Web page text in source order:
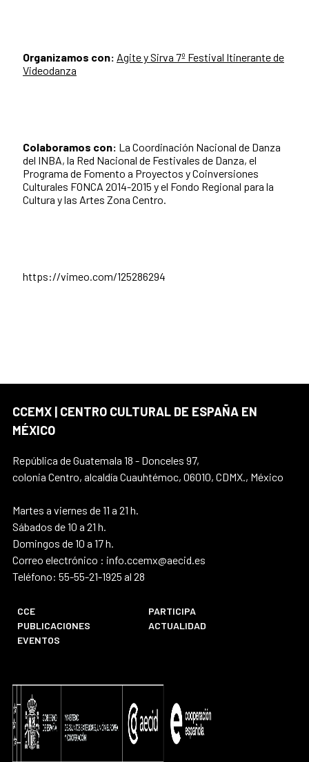
Organizamos con: Agite y Sirva 7º Festival Itinerante de
Videodanza
Colaboramos con: La Coordinación Nacional de Danza
del INBA, la Red Nacional de Festivales de Danza, el
Programa de Fomento a Proyectos y Coinversiones
Culturales FONCA 2014-2015 y el Fondo Regional para la
Cultura y las Artes Zona Centro.
https://vimeo.com/125286294
CCEMX | CENTRO CULTURAL DE ESPAÑA EN
MÉXICO
República de Guatemala 18 - Donceles 97,
colonia Centro, alcaldía Cuauhtémoc, 06010, CDMX., México
Martes a viernes de 11 a 21 h.
Sábados de 10 a 21 h.
Domingos de 10 a 17 h.
Correo electrónico : info.ccemx@aecid.es
Teléfono: 55-55-21-1925 al 28
CCE
PARTICIPA
PUBLICACIONES
ACTUALIDAD
EVENTOS